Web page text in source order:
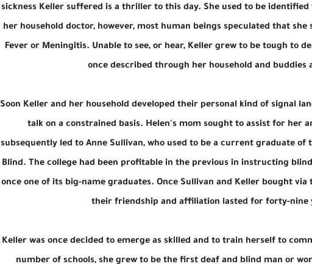
sickness Keller suffered is a thriller to this day. She used to be identified
her household doctor, however, most human beings speculated that
Fever or Meningitis. Unable to see, or hear, Keller grew to be tough to
once described through her household and buddies
Soon Keller and her household developed their personal kind of signal
talk on a constrained basis. Helen's mom sought to assist for her
subsequently led to Anne Sullivan, who used to be a current graduate
Blind. The college had been profitable in the previous in instructing
once one of its big-name graduates. Once Sullivan and Keller bought
their friendship and affiliation lasted for forty-nine
Keller was once decided to emerge as skilled and to train herself to
number of schools, she grew to be the first deaf and blind man or